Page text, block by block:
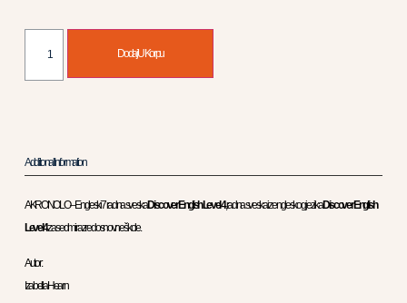
Dodaj U Korpu
Additional Information
AKRONOLO – Engleski 7 radna sveskaDiscover English Level 4,radna sveska iz engleskog jezikaDiscover English
Level 4za sedmi razred osnovne škole .
Autor :
Izabella Hearn